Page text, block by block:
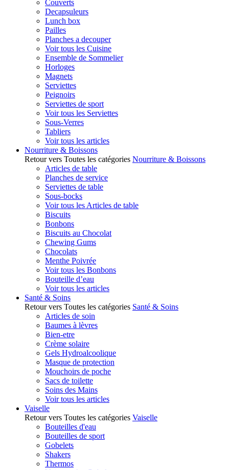
Couverts
Decapsuleurs
Lunch box
Pailles
Planches a decouper
Voir tous les Cuisine
Ensemble de Sommelier
Horloges
Magnets
Serviettes
Peignoirs
Serviettes de sport
Voir tous les Serviettes
Sous-Verres
Tabliers
Voir tous les articles
Nourriture & Boissons
Retour vers Toutes les catégories Nourriture & Boissons
Articles de table
Planches de service
Serviettes de table
Sous-bocks
Voir tous les Articles de table
Biscuits
Bonbons
Biscuits au Chocolat
Chewing Gums
Chocolats
Menthe Poivrée
Voir tous les Bonbons
Bouteille d’eau
Voir tous les articles
Santé & Soins
Retour vers Toutes les catégories Santé & Soins
Articles de soin
Baumes à lèvres
Bien-etre
Crème solaire
Gels Hydroalcoolique
Masque de protection
Mouchoirs de poche
Sacs de toilette
Soins des Mains
Voir tous les articles
Vaiselle
Retour vers Toutes les catégories Vaiselle
Bouteilles d'eau
Bouteilles de sport
Gobelets
Shakers
Thermos